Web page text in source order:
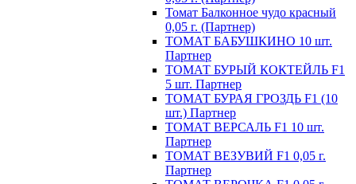
Томат Балконное чудо красный
0,05 г. (Партнер)
ТОМАТ БАБУШКИНО 10 шт.
Партнер
ТОМАТ БУРЫЙ КОКТЕЙЛЬ F1
5 шт. Партнер
ТОМАТ БУРАЯ ГРОЗДЬ F1 (10
шт.) Партнер
ТОМАТ ВЕРСАЛЬ F1 10 шт.
Партнер
ТОМАТ ВЕЗУВИЙ F1 0,05 г.
Партнер